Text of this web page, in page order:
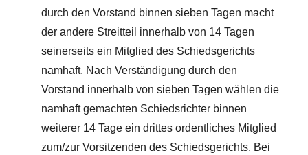
durch den Vorstand binnen sieben Tagen macht
der andere Streitteil innerhalb von 14 Tagen
seinerseits ein Mitglied des Schiedsgerichts
namhaft. Nach Verständigung durch den
Vorstand innerhalb von sieben Tagen wählen die
namhaft gemachten Schiedsrichter binnen
weiterer 14 Tage ein drittes ordentliches Mitglied
zum/zur Vorsitzenden des Schiedsgerichts. Bei